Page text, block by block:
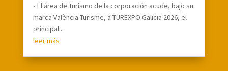
• El área de Turismo de la corporación acude, bajo su
marca València Turisme, a TUREXPO Galicia 2026, el
principal...
leer más